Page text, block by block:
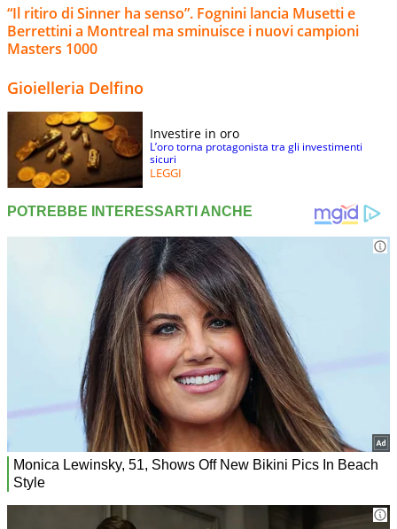
“Il ritiro di Sinner ha senso”. Fognini lancia Musetti e
Berrettini a Montreal ma sminuisce i nuovi campioni
Masters 1000
Gioielleria Delfino
Investire in oro
L’oro torna protagonista tra gli investimenti
sicuri
LEGGI